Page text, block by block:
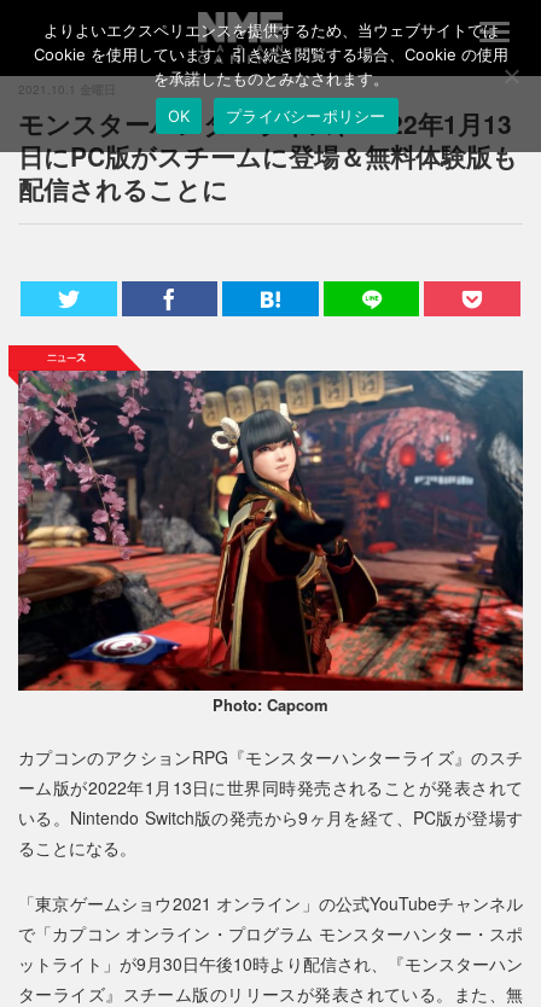
T
o
g
e
n
a
n
2021.10.1 金曜日
モンスターハンターライズ、2022年1月13
日にPC版がスチームに登場＆無料体験版も
配信されることに
Photo: Capcom
カプコンのアクションRPG『モンスターハンターライズ』のスチ
ーム版が2022年1月13日に世界同時発売されることが発表されて
いる。Nintendo Switch版の発売から9ヶ月を経て、PC版が登場す
ることになる。
「東京ゲームショウ2021 オンライン」の公式YouTubeチャンネル
で「カプコン オンライン・プログラム モンスターハンター・スポ
ットライト」が9月30日午後10時より配信され、『モンスターハン
ターライズ』スチーム版のリリースが発表されている。また、無
よりよいエクスペリエンスを提供するため、当ウェブサイトでは
Cookie を使用しています。引き続き閲覧する場合、Cookie の使用
を承諾したものとみなされます。
OK
プライバシーポリシー